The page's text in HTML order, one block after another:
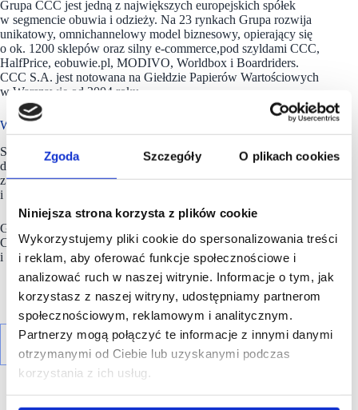
Zgoda Szczegóły O plikach cookies
Niniejsza strona korzysta z plików cookie
Wykorzystujemy pliki cookie do spersonalizowania treści
i reklam, aby oferować funkcje społecznościowe i
analizować ruch w naszej witrynie. Informacje o tym, jak
korzystasz z naszej witryny, udostępniamy partnerom
społecznościowym, reklamowym i analitycznym.
Partnerzy mogą połączyć te informacje z innymi danymi
otrzymanymi od Ciebie lub uzyskanymi podczas
korzystania z ich usług.
Grupa CCC jest jedną z największych europejskich spółek
w segmencie obuwia i odzieży. Na 23 rynkach Grupa rozwija
unikatowy, omnichannelowy model biznesowy, opierający się
o ok. 1200 sklepów oraz silny e-commerce,pod szyldami CCC,
HalfPrice, eobuwie.pl, MODIVO, Worldbox i Boardriders.
CCC S.A. jest notowana na Giełdzie Papierów Wartościowych
w Warszawie od 2004 roku.
W portfelu Grupy CCC
Sieć
HalfPrice zadebiutowała w maju 2021 roku i należy
do omnichannelowej Grupy CCC, która jest jedną
z największych europejskich spółek w segmencie obuwia
i odzieży.
Grupa CCC prowadzi sprzedaż pod silnymi szyldami:
CCC,HalfPrice, eobuwie.pl, MODIVO, Worldbox
i Boardriders.